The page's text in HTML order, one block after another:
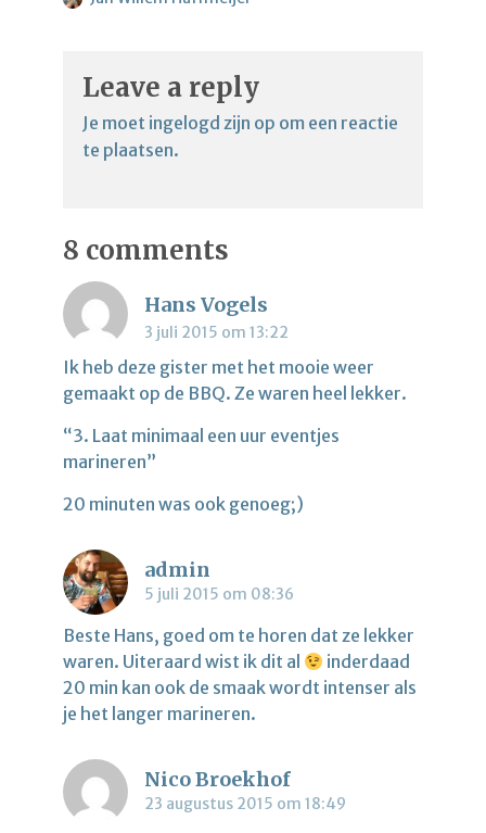
Leave a reply
Je moet ingelogd zijn op om een reactie
te plaatsen.
8 comments
Hans Vogels
3 juli 2015 om 13:22
Ik heb deze gister met het mooie weer
gemaakt op de BBQ. Ze waren heel lekker.
“3. Laat minimaal een uur eventjes
marineren”
20 minuten was ook genoeg;)
admin
5 juli 2015 om 08:36
Beste Hans, goed om te horen dat ze lekker
waren. Uiteraard wist ik dit al
inderdaad
20 min kan ook de smaak wordt intenser als
je het langer marineren.
Nico Broekhof
23 augustus 2015 om 18:49